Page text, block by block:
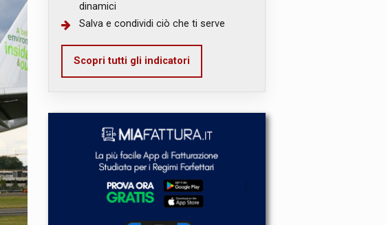
dinamici
Salva e condividi ciò che ti serve
Scopri tutti gli indicatori